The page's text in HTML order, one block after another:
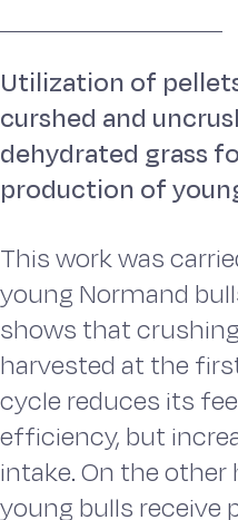
Utilization of
curshed and
dehydrated grass
production of
This work was
young Normand
shows that
harvested at the
cycle reduces its
efficiency, but
intake. On the other
young bulls receive